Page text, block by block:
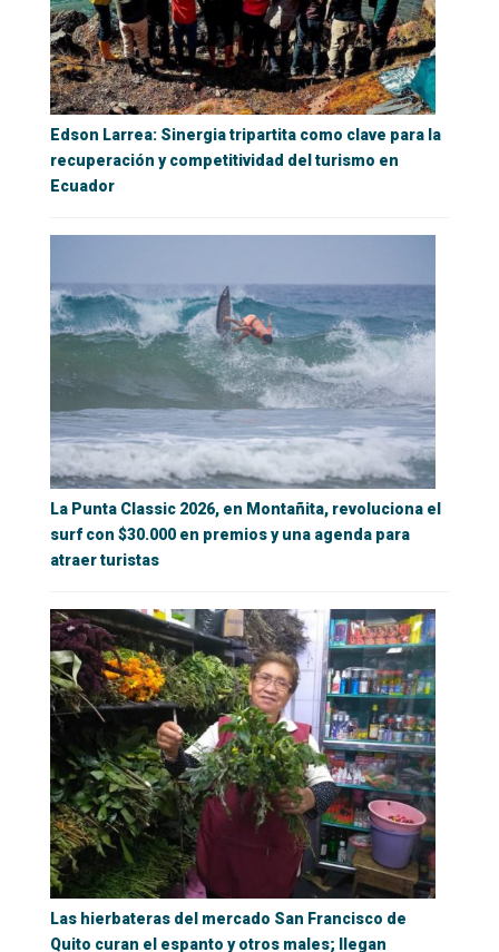
Edson Larrea: Sinergia tripartita como clave para la
recuperación y competitividad del turismo en
Ecuador
La Punta Classic 2026, en Montañita, revoluciona el
surf con $30.000 en premios y una agenda para
atraer turistas
Las hierbateras del mercado San Francisco de
Quito curan el espanto y otros males; llegan